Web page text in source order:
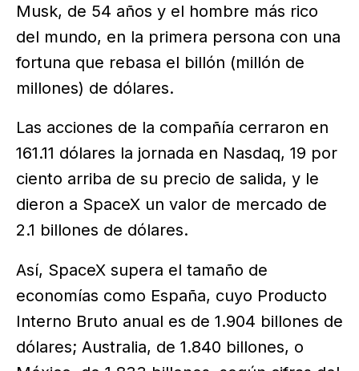
Musk, de 54 años y el hombre más rico
del mundo, en la primera persona con una
fortuna que rebasa el billón (millón de
millones) de dólares.
Las acciones de la compañía cerraron en
161.11 dólares la jornada en Nasdaq, 19 por
ciento arriba de su precio de salida, y le
dieron a SpaceX un valor de mercado de
2.1 billones de dólares.
Así, SpaceX supera el tamaño de
economías como España, cuyo Producto
Interno Bruto anual es de 1.904 billones de
dólares; Australia, de 1.840 billones, o